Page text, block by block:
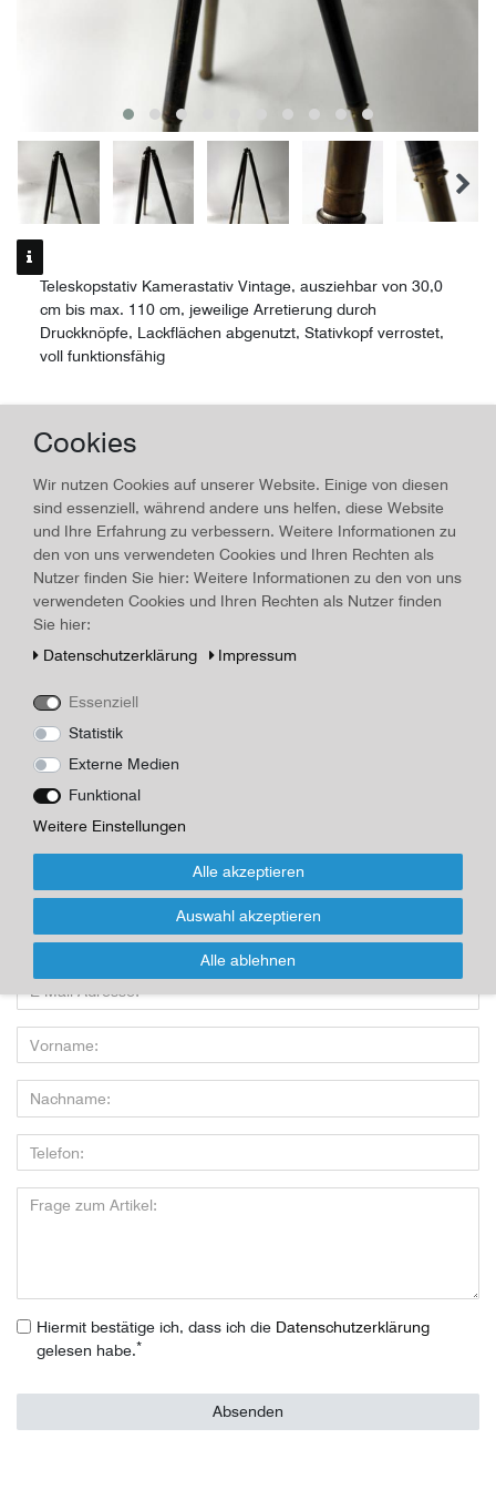
Teleskopstativ Kamerastativ Vintage, ausziehbar von 30,0
cm bis max. 110 cm, jeweilige Arretierung durch
Druckknöpfe, Lackflächen abgenutzt, Stativkopf verrostet,
voll funktionsfähig
Teleskopstativ
Land/Ort: unbekannt, Herstellungsjahr: um 1940
Technisches
Merkmal
Wert
Art.-ID 16712
Beschreibung
Teleskopstativ Kamerastativ Vintage, ausziehbar von 30,0 cm bis
Lackflächen abgenutzt, Stativkopf verrostet, voll funktionsfähig
25,00 EUR
Inhalt
Formular nutzen!
Wenn Sie den Artikel kaufen möchten, dann bitte das Formular
nutzen:
Hiermit bestätige ich, dass ich die Daten­schutz­erklärung
gelesen habe.*
Absenden
Cookies
Wir nutzen Cookies auf unserer Website. Einige von diesen
sind essenziell, während andere uns helfen, diese Website
und Ihre Erfahrung zu verbessern. Weitere Informationen zu
den von uns verwendeten Cookies und Ihren Rechten als
Nutzer finden Sie hier: Weitere Informationen zu den von uns
verwendeten Cookies und Ihren Rechten als Nutzer finden
Sie hier:
Daten­schutz­erklärung
Impressum
Essenziell
Statistik
Externe Medien
Funktional
Weitere Einstellungen
Alle akzeptieren
Auswahl akzeptieren
Alle ablehnen